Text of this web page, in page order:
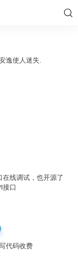
逸使人迷失.
在线调试，也开源了
接口
代码收费